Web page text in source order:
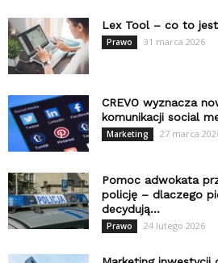
Lex Tool – co to
Prawo 31 marca 2026
CREVO wyznacza
komunikacji social
Marketing 27 marca
Pomoc adwokata
policję – dlaczego
decydują...
Prawo 24 lutego 2026